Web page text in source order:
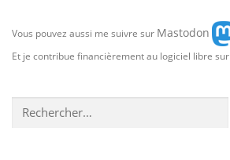
Vous pouvez aussi me suivre sur Mastodon
Et je contribue financièrement au logiciel libre sur